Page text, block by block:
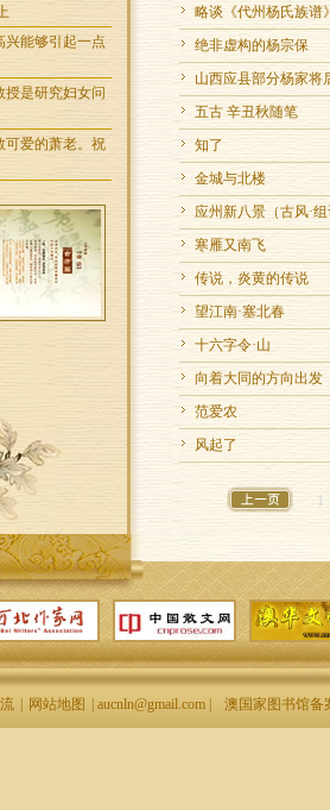
兴能够引起一点
授是研究妇女问
可爱的萧老。祝
略谈《代州杨氏族谱
绝非虚构的杨宗保
山西应县部分杨家将
五古 辛丑秋随笔
知了
金城与北楼
应州新八景（古风·
寒雁又南飞
传说，炎黄的传说
望江南·塞北春
十六字令·山
向着大同的方向出发
范爱农
风起了
1
网站地图 | aucnln@gmail.com | 澳国家图书馆备